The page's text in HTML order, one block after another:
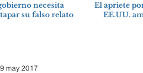
necesita
su falso relato
El apriete
EE.UU.
may 2017